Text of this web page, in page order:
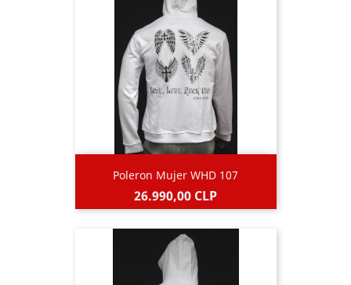
Poleron Mujer WHD 107
Precio
26.990,00 CLP